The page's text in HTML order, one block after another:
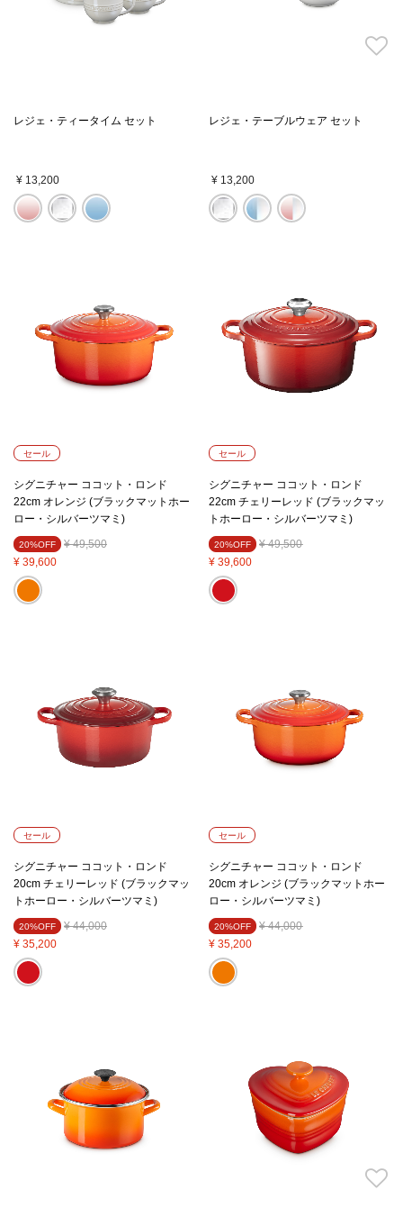
レジェ・ティータイム セット
¥ 13,200
レジェ・テーブルウェア セット
¥ 13,200
セール
シグニチャー ココット・ロンド
22cm オレンジ (ブラックマットホー
ロー・シルバーツマミ)
20%OFF Price reduced from
¥ 49,500to
¥ 39,600
セール
シグニチャー ココット・ロンド
22cm チェリーレッド (ブラックマッ
トホーロー・シルバーツマミ)
20%OFF Price reduced from
¥ 49,500to
¥ 39,600
セール
シグニチャー ココット・ロンド
20cm チェリーレッド (ブラックマッ
トホーロー・シルバーツマミ)
20%OFF Price reduced from
¥ 44,000to
¥ 35,200
セール
シグニチャー ココット・ロンド
20cm オレンジ (ブラックマットホー
ロー・シルバーツマミ)
20%OFF Price reduced from
¥ 44,000to
¥ 35,200